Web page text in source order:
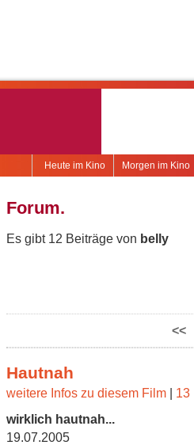
Morgen im Kino
Heute im Kino
Forum.
Es gibt 12 Beiträge von belly
<<
Hautnah
weitere Infos zu diesem Film | 13
wirklich hautnah...
19.07.2005